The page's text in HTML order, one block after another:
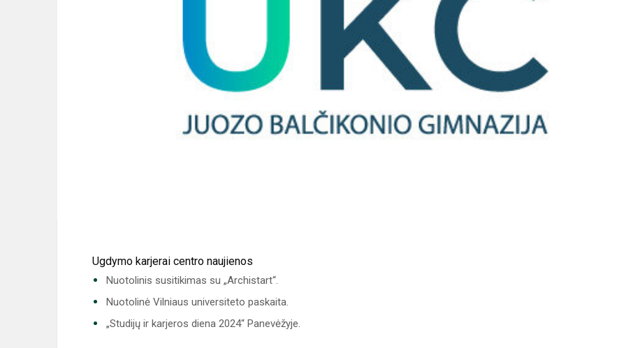
Ugdymo karjerai centro naujienos
Nuotolinis susitikimas su „Archistart“.
Nuotolinė Vilniaus universiteto paskaita.
„Studijų ir karjeros diena 2024“ Panevėžyje.